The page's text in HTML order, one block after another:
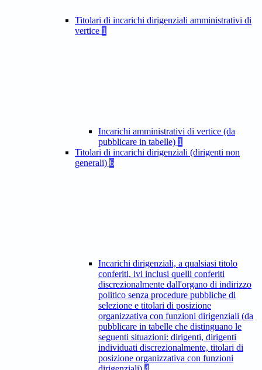
Titolari di incarichi dirigenziali amministrativi di
vertice 1
Incarichi amministrativi di vertice (da
pubblicare in tabelle) 1
Titolari di incarichi dirigenziali (dirigenti non
generali) 6
Incarichi dirigenziali, a qualsiasi titolo
conferiti, ivi inclusi quelli conferiti
discrezionalmente dall'organo di indirizzo
politico senza procedure pubbliche di
selezione e titolari di posizione
organizzativa con funzioni dirigenziali (da
pubblicare in tabelle che distinguano le
seguenti situazioni: dirigenti, dirigenti
individuati discrezionalmente, titolari di
posizione organizzativa con funzioni